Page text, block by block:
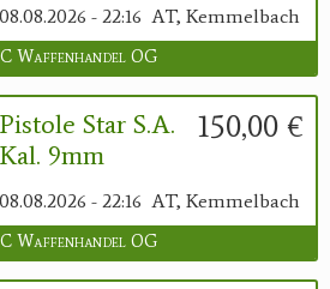
08.08.2026 - 22:16 AT, Kemmelbach
Waffenhandel OG
150,00 €
Pistole Star S.A.
Kal. 9mm
08.08.2026 - 22:16 AT, Kemmelbach
Waffenhandel OG